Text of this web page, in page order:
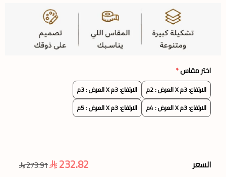
اختر مقاس*
الارتفاع: 3م X العرض : 2م
الارتفاع: 3م X العرض : 3م
الارتفاع: 3م X العرض : 4م
الارتفاع: 3م X العرض : 5م
السعر 232.82
273.91